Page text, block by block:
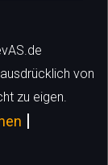
von
zu eigen.
|